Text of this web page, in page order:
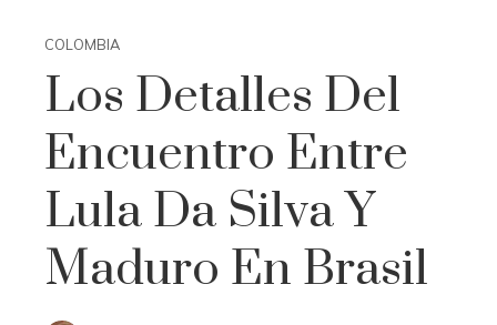
COLOMBIA
Los Detalles Del
Encuentro Entre
Lula Da Silva Y
Maduro En Brasil